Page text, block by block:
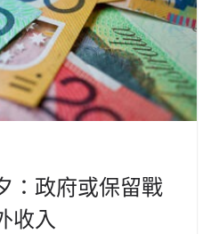
：政府或保留戰
收入